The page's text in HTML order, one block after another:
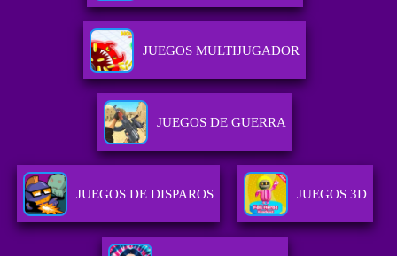
JUEGOS MULTIJUGADOR
JUEGOS DE GUERRA
JUEGOS DE DISPAROS JUEGOS 3D